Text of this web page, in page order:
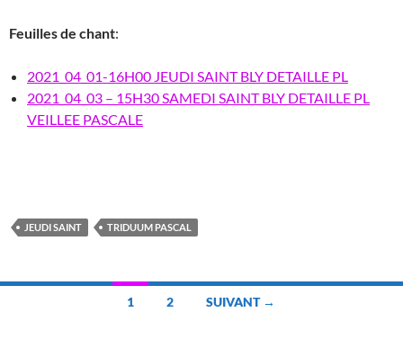
Feuilles de chant:
2021_04_01-16H00 JEUDI SAINT BLY DETAILLE PL
2021_04_03 – 15H30 SAMEDI SAINT BLY DETAILLE PL
VEILLEE PASCALE
JEUDI SAINT TRIDUUM PASCAL
1 2 SUIVANT →